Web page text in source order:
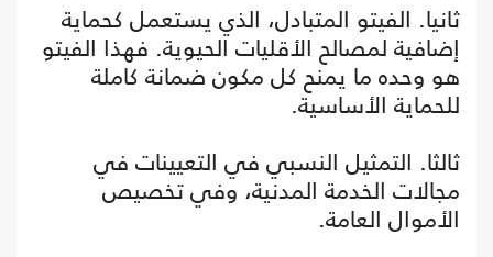
ثانيا. الفيتو المتبادل، الذي يستعمل كحماية
إضافية لمصالح الأقليات الحيوية. فهذا الفيتو
هو وحده ما يمنح كل مكون ضمانة كاملة
للحماية الأساسية.
ثالثا. التمثيل النسبي في التعيينات في
مجالات الخدمة المدنية، وفي تخصيص
الأموال العامة.